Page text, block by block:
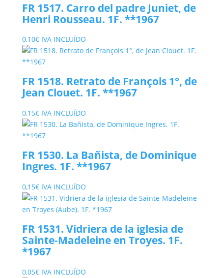
FR 1517. Carro del padre Juniet, de
Henri Rousseau. 1F. **1967
0,10€ IVA INCLUÍDO
FR 1518. Retrato de François 1°, de
Jean Clouet. 1F. **1967
0,15€ IVA INCLUÍDO
FR 1530. La Bañista, de Dominique
Ingres. 1F. **1967
0,15€ IVA INCLUÍDO
FR 1531. Vidriera de la iglesia de
Sainte-Madeleine en Troyes. 1F.
*1967
0,05€ IVA INCLUÍDO